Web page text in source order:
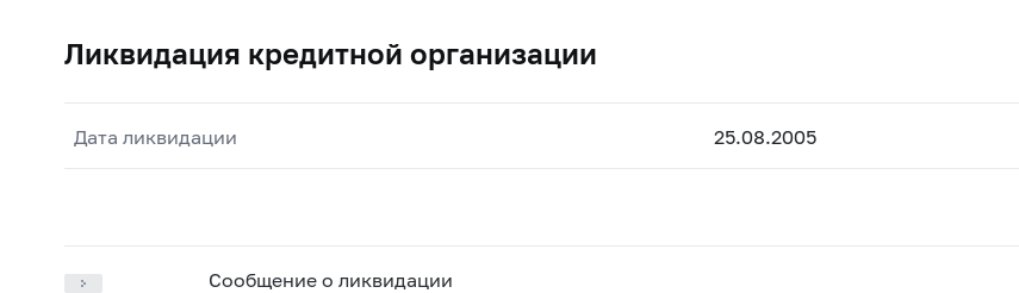
Ликвидация кредитной организации
Дата ликвидации 25.08.2005
Сообщение о ликвидации